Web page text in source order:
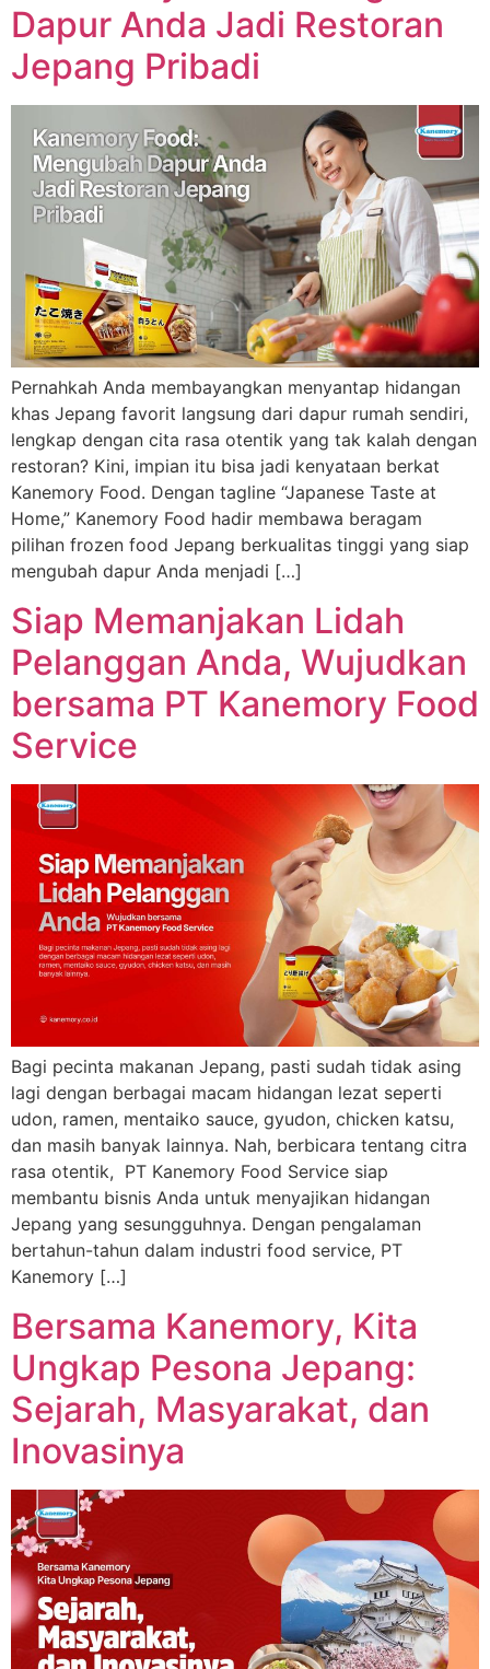
Dapur Anda Jadi Restoran
Jepang Pribadi
Pernahkah Anda membayangkan menyantap hidangan
khas Jepang favorit langsung dari dapur rumah sendiri,
lengkap dengan cita rasa otentik yang tak kalah dengan
restoran? Kini, impian itu bisa jadi kenyataan berkat
Kanemory Food. Dengan tagline “Japanese Taste at
Home,” Kanemory Food hadir membawa beragam
pilihan frozen food Jepang berkualitas tinggi yang siap
mengubah dapur Anda menjadi […]
Siap Memanjakan Lidah
Pelanggan Anda, Wujudkan
bersama PT Kanemory Food
Service
Bagi pecinta makanan Jepang, pasti sudah tidak asing
lagi dengan berbagai macam hidangan lezat seperti
udon, ramen, mentaiko sauce, gyudon, chicken katsu,
dan masih banyak lainnya. Nah, berbicara tentang citra
rasa otentik, PT Kanemory Food Service siap
membantu bisnis Anda untuk menyajikan hidangan
Jepang yang sesungguhnya. Dengan pengalaman
bertahun-tahun dalam industri food service, PT
Kanemory […]
Bersama Kanemory, Kita
Ungkap Pesona Jepang:
Sejarah, Masyarakat, dan
Inovasinya